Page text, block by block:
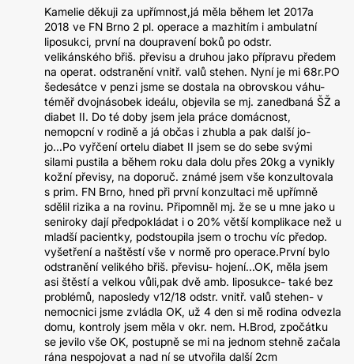
Kamelie děkuji za upřímnost,já měla během let 2017a
2018 ve FN Brno 2 pl. operace a mazhitím i ambulatní
liposukci, první na doupravení boků po odstr.
velikánského břiš. převisu a druhou jako přípravu předem
na operat. odstranění vnitř. valů stehen. Nyní je mi 68r.PO
šedesátce v penzi jsme se dostala na obrovskou váhu-
téměř dvojnásobek ideálu, objevila se mj. zanedbaná ŠŽ a
diabet II. Do té doby jsem jela práce domácnost,
nemopcní v rodině a já občas i zhubla a pak další jo-
jo...Po vyřčení ortelu diabet II jsem se do sebe svými
silami pustila a během roku dala dolu přes 20kg a vynikly
kožní převisy, na doporuč. známé jsem vše konzultovala
s prim. FN Brno, hned při první konzultaci mě upřímně
sdělil rizika a na rovinu. Připomněl mj. že se u mne jako u
seniroky dají předpokládat i o 20% větší komplikace než u
mladší pacientky, podstoupila jsem o trochu víc předop.
vyšetření a naštěstí vše v normě pro operace.První bylo
odstranění velikého břiš. převisu- hojení...OK, měla jsem
asi štěstí a velkou vůli,pak dvě amb. liposukce- také bez
problémů, naposledy v12/18 odstr. vnitř. valů stehen- v
nemocnici jsme zvládla OK, už 4 den si mě rodina odvezla
domu, kontroly jsem měla v okr. nem. H.Brod, zpočátku
se jevilo vše OK, postupně se mi na jednom stehně začala
rána nespojovat a nad ní se utvořila další 2cm